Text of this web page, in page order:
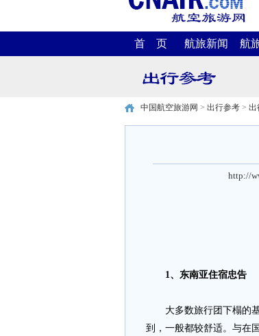
首 页 航旅新闻 航
中国航空旅游网 > 出行参考 > 出
http://
1、东南亚住宿忠告
大多数旅行团下榻的基
到，一般都较舒适。与在